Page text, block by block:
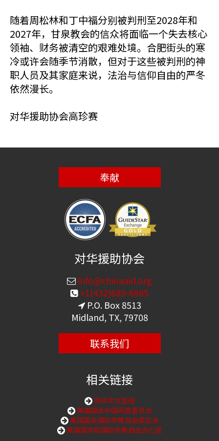
随着周松林和丁中福分别被判刑至2028年和
2027年，甘泉教会的信众将面临一个失去核心
领袖、财务被清空的艰难处境。合肥街头的寒
冷或许会随季节消散，但对于这些被判刑的神
职人员及其家庭来说，法治与信仰自由的严冬
依然漫长。
对华援助协会高珍赛
奉献
对华援助协会
info@chinaaid.org
+1(432)689-6985
P.O. Box 8513
Midland, TX, 79708
联系我们
相关链接
购买中文圣经
美国国会中国问题委员会
美国国会国际宗教自由委员会
美国国务院国际宗教自由办公室